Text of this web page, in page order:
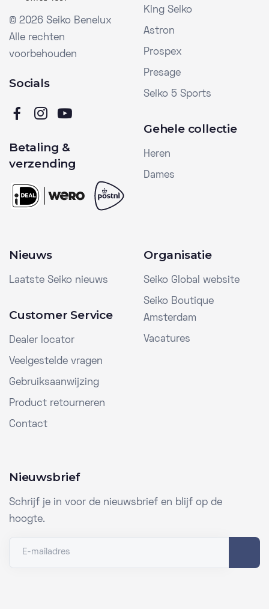
© 2026 Seiko Benelux
Alle rechten
voorbehouden
Socials
Betaling &
verzending
King Seiko
Astron
Prospex
Presage
Seiko 5 Sports
Gehele collectie
Heren
Dames
Nieuws
Laatste Seiko nieuws
Customer Service
Dealer locator
Veelgestelde vragen
Gebruiksaanwijzing
Product retourneren
Contact
Organisatie
Seiko Global website
Seiko Boutique
Amsterdam
Vacatures
Nieuwsbrief
Schrijf je in voor de nieuwsbrief en blijf op de
hoogte.
E-mailadres